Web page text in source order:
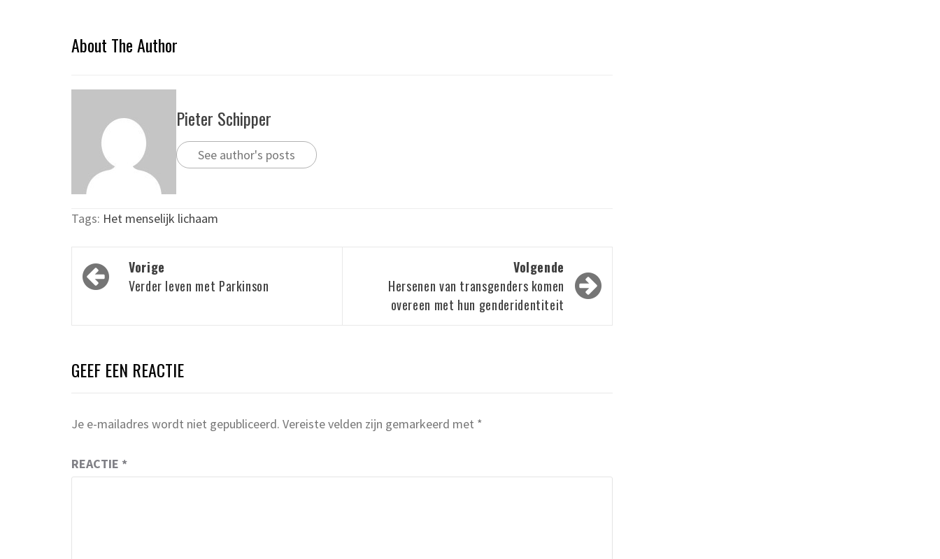
About The Author
Pieter Schipper
See author's posts
Tags: Het menselijk lichaam
Bericht
navigatie
Vorige
Verder leven met Parkinson
Volgende
Hersenen van transgenders komen
overeen met hun genderidentiteit
GEEF EEN REACTIE
Je e-mailadres wordt niet gepubliceerd. Vereiste velden zijn gemarkeerd met *
REACTIE *